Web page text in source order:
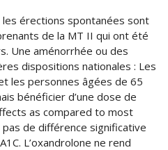
les érections spontanées sont
de la MT II qui ont été
Une aménorrhée ou des
dispositions nationales : Les
les personnes âgées de 65
bénéficier d’une dose de
as compared to most
pas de différence significative
L’oxandrolone ne rend